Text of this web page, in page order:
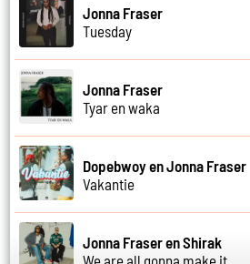
Jonna Fraser
Tuesday
Jonna Fraser
Tyar en waka
Dopebwoy en Jonna Fraser
Vakantie
Jonna Fraser en Shirak
We are all gonna make it